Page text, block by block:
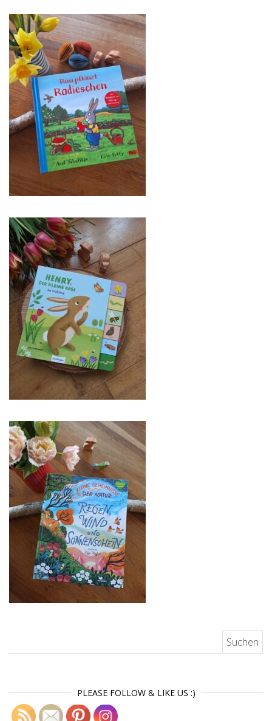
PLEASE FOLLOW & LIKE US :)